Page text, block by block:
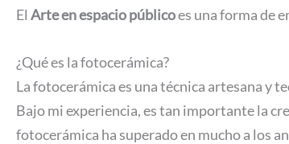
El Arte en espacio públicoes una forma de
¿Qué es la fotocerámica?
La fotocerámica es una técnica artesana y
Bajo mi experiencia, es tan importante la
fotocerámica ha superado en mucho a los